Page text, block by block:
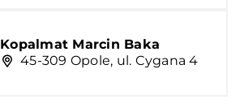
Kopalmat Marcin Baka
45-309 Opole, ul. Cygana 4